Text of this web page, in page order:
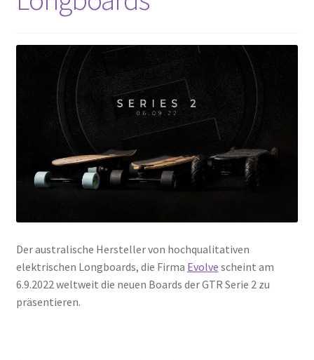
Der australische Hersteller von hochqualitativen
elektrischen Longboards, die Firma Evolve scheint am
6.9.2022 weltweit die neuen Boards der GTR Serie 2 zu
präsentieren.